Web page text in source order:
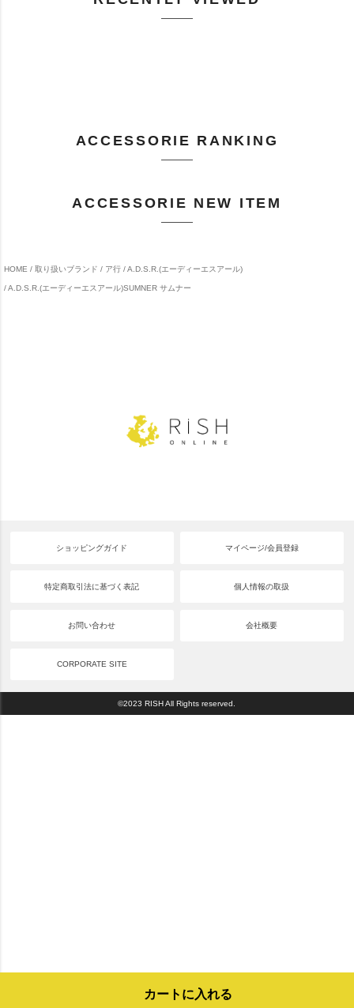
カートに入れる
ACCESSORIE RANKING
ACCESSORIE NEW ITEM
HOME 取り扱いブランド ア行 A.D.S.R.(エーディーエスアール)
A.D.S.R.(エーディーエスアール)SUMNER サムナー
ショッピングガイド マイページ/会員登録
特定商取引法に基づく表記 個人情報の取扱
お問い合わせ 会社概要
CORPORATE SITE
©2023 RISH All Rights reserved.